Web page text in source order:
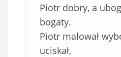
Piotr dobry, a
bogaty.
Piotr malował
uciskał,